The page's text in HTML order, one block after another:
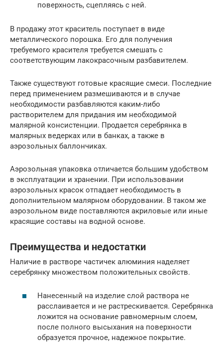
поверхность, сцепляясь с ней.
В продажу этот краситель поступает в виде
металлического порошка. Его для получения
требуемого красителя требуется смешать с
соответствующим лакокрасочным разбавителем.
Также существуют готовые красящие смеси. Последние
перед применением размешиваются и в случае
необходимости разбавляются каким-либо
растворителем для придания им необходимой
малярной консистенции. Продается серебрянка в
малярных ведерках или в банках, а также в
аэрозольных баллончиках.
Аэрозольная упаковка отличается большим удобством
в эксплуатации и хранении. При использовании
аэрозольных красок отпадает необходимость в
дополнительном малярном оборудовании. В таком же
аэрозольном виде поставляются акриловые или иные
красящие составы на водной основе.
Преимущества и недостатки
Наличие в растворе частичек алюминия наделяет
серебрянку множеством положительных свойств.
Нанесенный на изделие слой раствора не
расслаивается и не растрескивается. Серебрянка
ложится на основание равномерным слоем,
после полного высыхания на поверхности
образуется прочное, надежное покрытие.